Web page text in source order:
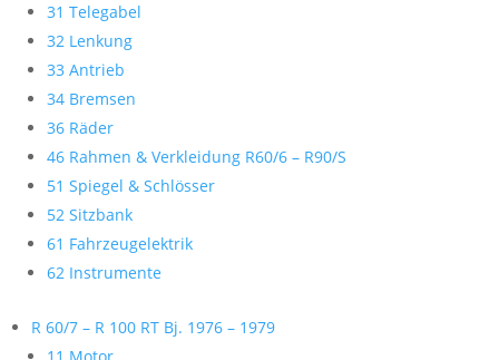
31 Telegabel
32 Lenkung
33 Antrieb
34 Bremsen
36 Räder
46 Rahmen & Verkleidung R60/6 – R90/S
51 Spiegel & Schlösser
52 Sitzbank
61 Fahrzeugelektrik
62 Instrumente
R 60/7 – R 100 RT Bj. 1976 – 1979